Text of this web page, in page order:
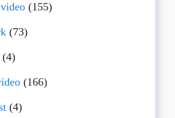
(155)
(73)
(166)
(4)